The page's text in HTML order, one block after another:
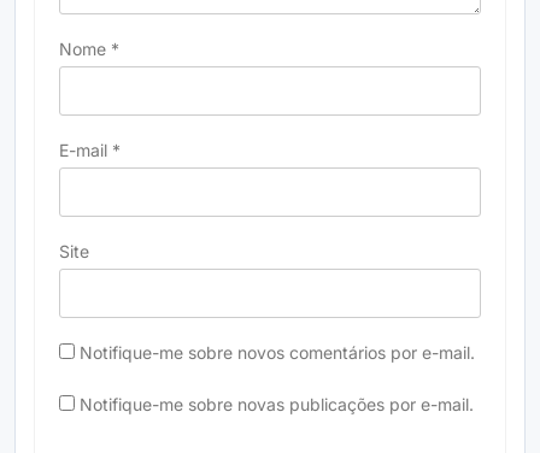
Nome *
E-mail *
Site
Notifique-me sobre novos comentários por e-mail.
Notifique-me sobre novas publicações por e-mail.